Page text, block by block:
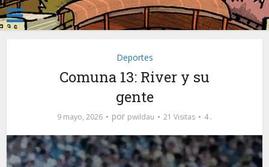
Deportes
Comuna 13: River y su
gente
9 mayo, 2026 por pwildau 21 Visitas 4 .